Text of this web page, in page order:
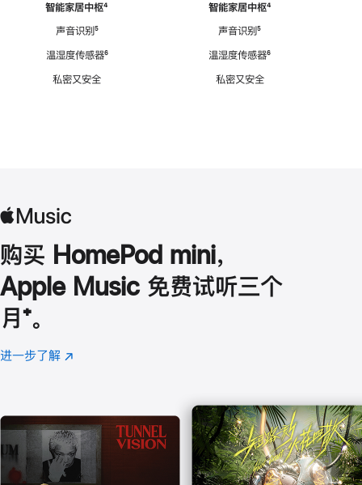
智能家居中枢脚
⁴
声音识别脚
⁵
温湿度传感器脚
⁶
私密又安全
智能家居中枢脚
⁴
声音识别脚
⁵
温湿度传感器脚
⁶
私密又安全
购买 HomePod mini，
Apple Music 免费试听三个
月 脚
注
⁺。
进一步了解 Apple
(在
口
中
打
开)